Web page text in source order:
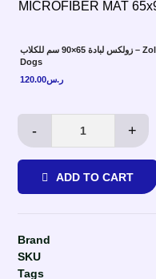
زولكس لبادة 65×90 سم للكلاب – Zolux ABSOR MICROFIBER MAT 65x90CM For
Dogs
ر.س120.00
- +
ADD TO CART
Brand
SKU
Tags